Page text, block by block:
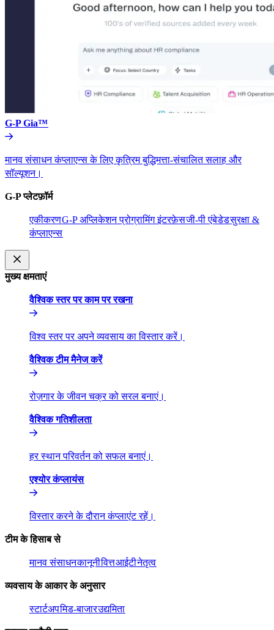
G-P Gia™​​
मानव संसाधन कंप्लाएन्स के लिए कृत्रिम बुद्धिमत्ता-संचालित सलाह और
सॉल्यूशन।​​
G-P प्लेटफ़ॉर्म​​
एकीकरण​​G-P अप्लिकेशन प्रोग्रामिंग इंटरफ़ेस​​जी-पी एंबेडेड​​सुरक्षा &
कंप्लाएन्स​​
मुख्य क्षमताएं​​
वैश्विक स्तर पर काम पर रखना​​
विश्व स्तर पर अपने व्यवसाय का विस्तार करें।​​
वैश्विक टीम मैनेज करें​​
रोज़गार के जीवन चक्र को सरल बनाएं।​​
वैश्विक गतिशीलता​​
हर स्थान परिवर्तन को सफल बनाएं।​​
एश्योर कंप्लायंस​​
विस्तार करने के दौरान कंप्लाएंट रहें।​​
टीम के हिसाब से​​
मानव संसाधन​​कानूनी​​वित्त​​आईटी​​नेतृत्व​​
व्यवसाय के आकार के अनुसार​​
स्टार्टअप​​मिड-बाजार​​उद्यमिता​​